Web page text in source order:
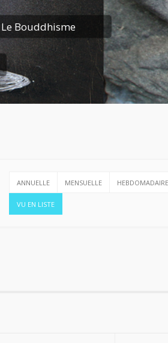
Le Bouddhisme
ANNUELLE MENSUELLE HEBDOMADAIRE
VU EN LISTE